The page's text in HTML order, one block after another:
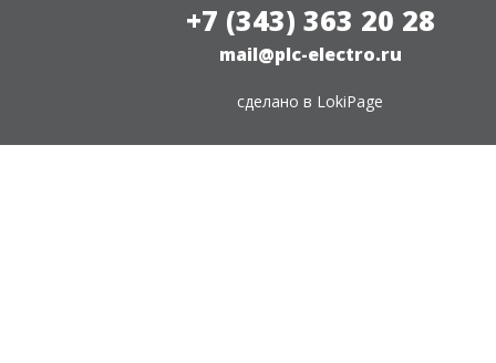
+7 (343) 363 20 28
mail@plc-electro.ru
сделано в LokiPage